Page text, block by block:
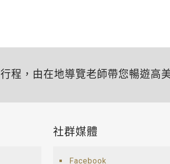
行程，由在地導覽老師帶您暢遊高
社群媒體
Facebook